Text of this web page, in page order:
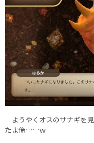
ようやくオスのサナギを
たよ俺……ｗ